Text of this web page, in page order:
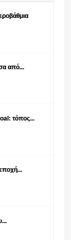
από...
τόπος...